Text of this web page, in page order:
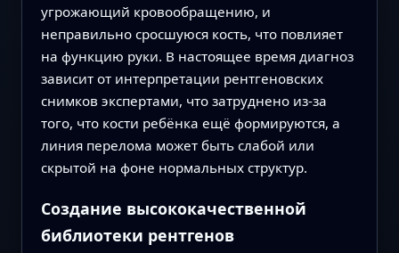
угрожающий кровообращению, и
неправильно сросшуюся кость, что повлияет
на функцию руки. В настоящее время диагноз
зависит от интерпретации рентгеновских
снимков экспертами, что затруднено из‑за
того, что кости ребёнка ещё формируются, а
линия перелома может быть слабой или
скрытой на фоне нормальных структур.
Создание высококачественной
библиотеки рентгенов